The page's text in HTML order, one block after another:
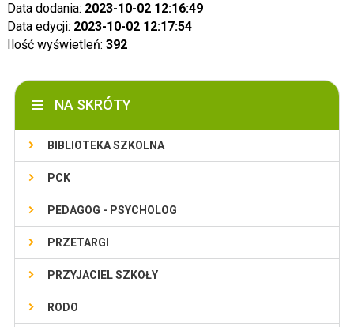
Data dodania: 2023-10-02 12:16:49
Data edycji: 2023-10-02 12:17:54
Ilość wyświetleń: 392
NA SKRÓTY
BIBLIOTEKA SZKOLNA
PCK
PEDAGOG - PSYCHOLOG
PRZETARGI
PRZYJACIEL SZKOŁY
RODO